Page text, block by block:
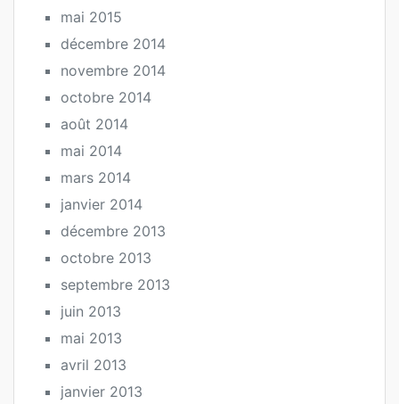
mai 2015
décembre 2014
novembre 2014
octobre 2014
août 2014
mai 2014
mars 2014
janvier 2014
décembre 2013
octobre 2013
septembre 2013
juin 2013
mai 2013
avril 2013
janvier 2013